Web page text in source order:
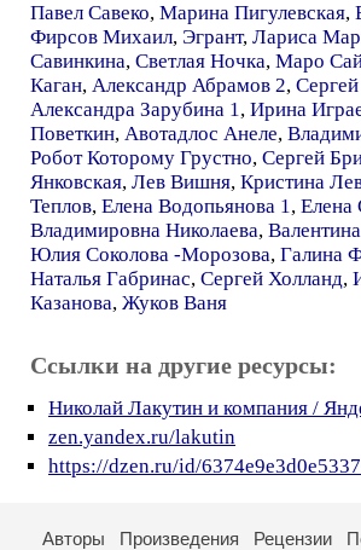
Павел Савеко, Марина Пигулевская,
Фирсов Михаил, Эгрант, Лариса
Савинкина, Светлая Ночка, Маро
Каган, Александр Абрамов 2,
Александра Зарубина 1, Ирина
Поветкин, Авотадлос Анеле,
Робот Которому Грустно, Сергей
Янковская, Лев Вишня, Кристина
Теплов, Елена Водопьянова 1, Елена
Владимировна Николаева,
Юлия Соколова -Морозова, Галина
Наталья Габринас, Сергей Холланд,
Казанова, Жуков Ваня
Ссылки на другие ресурсы:
Николай Лакутин и компания /
zen.yandex.ru/lakutin
https://dzen.ru/id/
Авторы Произведения Рецензии